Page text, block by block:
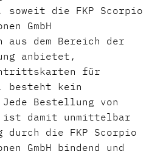
soweit die FKP Scorpio
GmbH
aus dem Bereich der
anbietet,
für
besteht kein
Bestellung von
damit unmittelbar
durch die FKP Scorpio
GmbH bindend und